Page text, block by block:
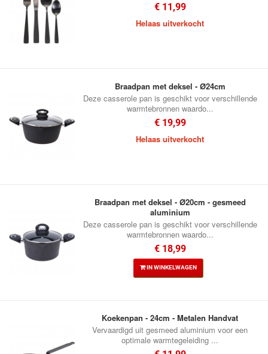
€ 11,99
Helaas uitverkocht
Braadpan met deksel - Ø24cm
Deze casserole pan is geschikt voor verschillende
warmtebronnen waardo...
€ 19,99
Helaas uitverkocht
Braadpan met deksel - Ø20cm - gesmeed
aluminium
Deze casserole pan is geschikt voor verschillende
warmtebronnen waardo...
€ 18,99
IN WINKELWAGEN
Koekenpan - 24cm - Metalen Handvat
Vervaardigd uit gesmeed aluminium voor een
optimale warmtegeleiding ...